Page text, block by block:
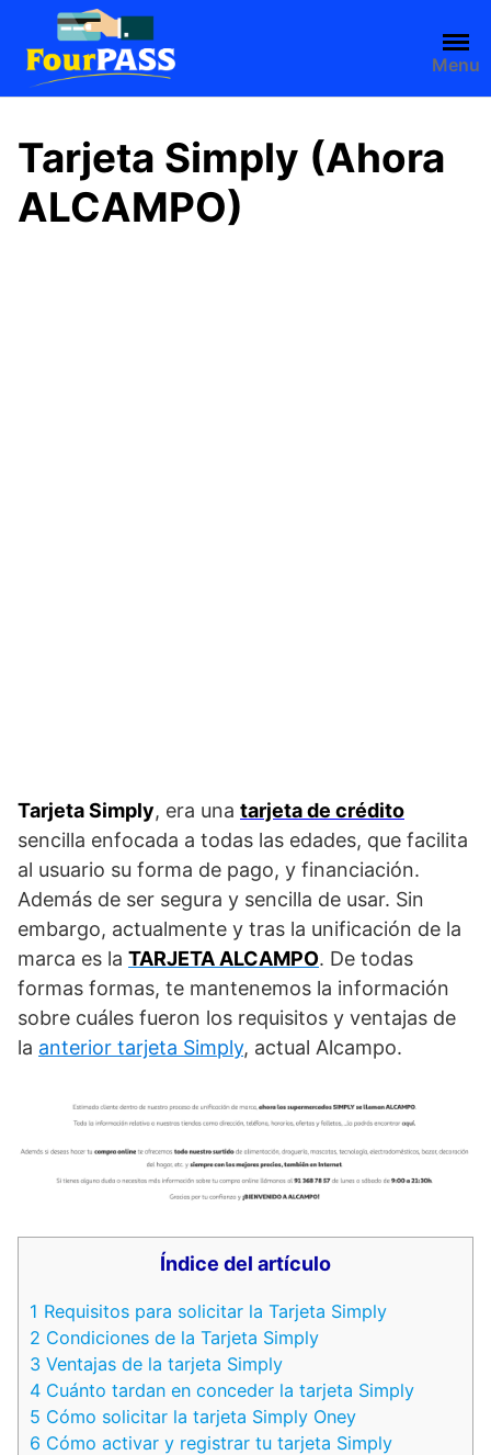
contenido
Menu
Tarjeta Simply (Ahora
ALCAMPO)
Tarjeta Simply, era una tarjeta de crédito
sencilla enfocada a todas las edades, que facilita
al usuario su forma de pago, y financiación.
Además de ser segura y sencilla de usar. Sin
embargo, actualmente y tras la unificación de la
marca es la TARJETA ALCAMPO. De todas
formas formas, te mantenemos la información
sobre cuáles fueron los requisitos y ventajas de
la anterior tarjeta Simply, actual Alcampo.
Índice del artículo
1 Requisitos para solicitar la Tarjeta Simply
2 Condiciones de la Tarjeta Simply
3 Ventajas de la tarjeta Simply
4 Cuánto tardan en conceder la tarjeta Simply
5 Cómo solicitar la tarjeta Simply Oney
6 Cómo activar y registrar tu tarjeta Simply